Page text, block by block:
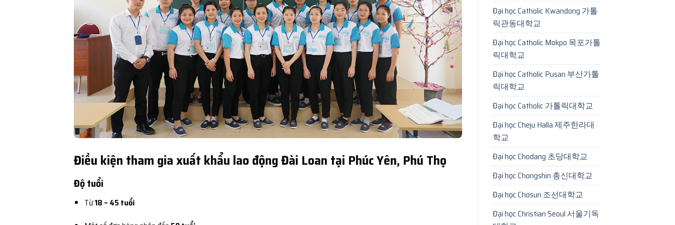
Điều kiện tham gia xuất khẩu lao động Đài Loan tại Phúc Yên, Phú Thọ
Độ tuổi
Từ18 – 45 tuổi
Đại học Catholic Kwandong 가톨
릭관동대학교
Đại học Catholic Mokpo 목포가톨
릭대학교
Đại học Catholic Pusan 부산가톨
릭대학교
Đại học Catholic 가톨릭대학교
Đại học Cheju Halla 제주한라대
학교
Đại học Chodang 초당대학교
Đại học Chongshin 총신대학교
Đại học Chosun 조선대학교
Đại học Christian Seoul 서울기독